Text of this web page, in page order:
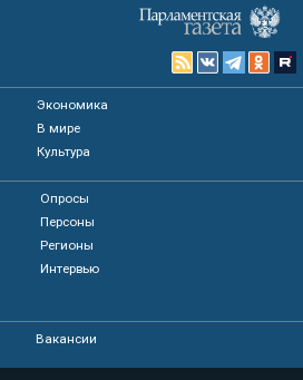
Экономика
В мире
Культура
Опросы
Персоны
Регионы
Интервью
Вакансии